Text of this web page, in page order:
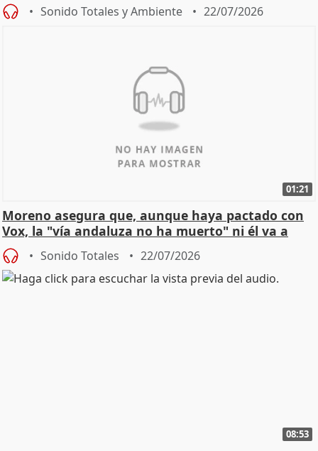
Sonido Totales y Ambiente 22/07/2026
01:21
Moreno asegura que, aunque haya pactado con
Vox, la "vía andaluza no ha muerto" ni él va a
"cambiar"
Sonido Totales 22/07/2026
08:53